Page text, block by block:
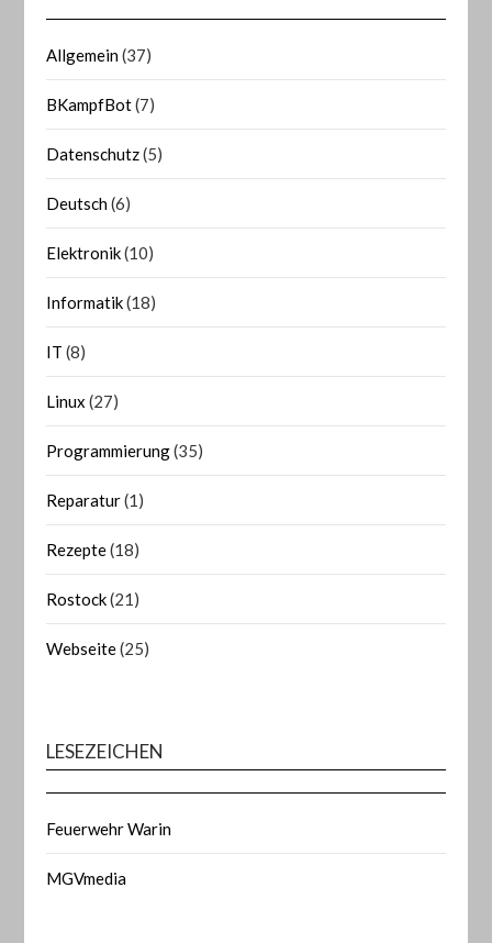
Allgemein(37)
BKampfBot(7)
Datenschutz(5)
Deutsch(6)
Elektronik(10)
Informatik(18)
IT (8)
Linux (27)
Programmierung(35)
Reparatur(1)
Rezepte(18)
Rostock(21)
Webseite(25)
LESEZEICHEN
Feuerwehr Warin
MGVmedia